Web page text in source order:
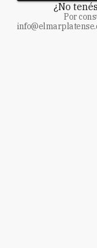
¿No
Por